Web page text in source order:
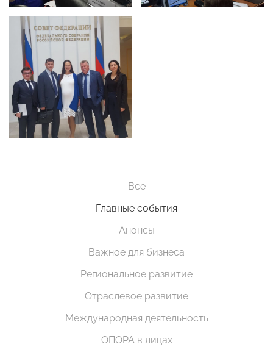
Все
Главные события
Анонсы
Важное для бизнеса
Региональное развитие
Отраслевое развитие
Международная деятельность
ОПОРА в лицах